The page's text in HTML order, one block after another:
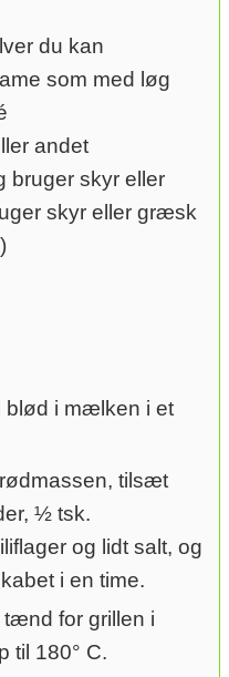
du kan
som med løg
andet
bruger skyr eller
skyr eller græsk
i mælken i et
tilsæt
½ tsk.
og lidt salt, og
i en time.
for grillen i
til 180° C.